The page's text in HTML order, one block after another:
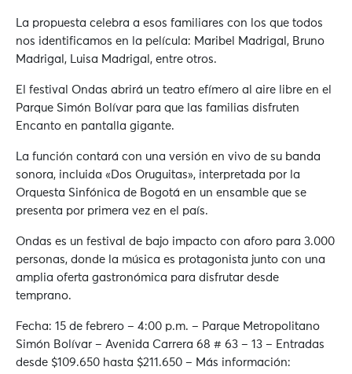
La propuesta celebra a esos familiares con los que todos
nos identificamos en la película: Maribel Madrigal, Bruno
Madrigal, Luisa Madrigal, entre otros.
El festival Ondas abrirá un teatro efímero al aire libre en el
Parque Simón Bolívar para que las familias disfruten
Encanto en pantalla gigante.
La función contará con una versión en vivo de su banda
sonora, incluida «Dos Oruguitas», interpretada por la
Orquesta Sinfónica de Bogotá en un ensamble que se
presenta por primera vez en el país.
Ondas es un festival de bajo impacto con aforo para 3.000
personas, donde la música es protagonista junto con una
amplia oferta gastronómica para disfrutar desde
temprano.
Fecha: 15 de febrero – 4:00 p.m. – Parque Metropolitano
Simón Bolívar – Avenida Carrera 68 # 63 – 13 – Entradas
desde $109.650 hasta $211.650 – Más información: